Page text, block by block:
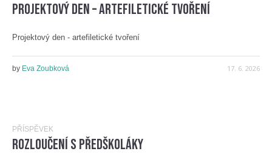
Projektový den – artefiletické tvoření
Projektový den - artefiletické tvoření
17. 6. 2026
by Eva Zoubková
PŘÍSPĚVEK
Rozloučení s předškoláky